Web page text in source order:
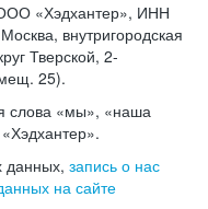
«Хэдхантер», ИНН
внутригородская
Тверской, 2-
25).
слова «мы», «наша
данных, запись о нас
на сайте